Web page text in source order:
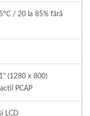
/ 20 la 85% fără
(1280 x 800)
PCAP
LCD